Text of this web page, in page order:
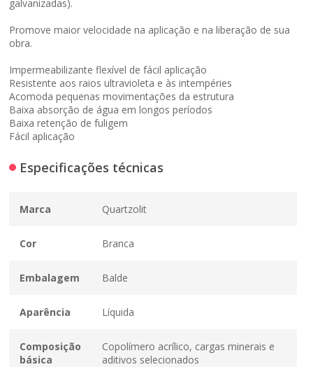
galvanizadas).
Promove maior velocidade na aplicação e na liberação de sua
obra.
Impermeabilizante flexível de fácil aplicação
Resistente aos raios ultravioleta e às intempéries
Acomoda pequenas movimentações da estrutura
Baixa absorção de água em longos períodos
Baixa retenção de fuligem
Fácil aplicação
Especificações técnicas
Marca Quartzolit
Cor Branca
Embalagem Balde
Aparência Líquida
Composição
básica
Copolímero acrílico, cargas minerais e
aditivos selecionados